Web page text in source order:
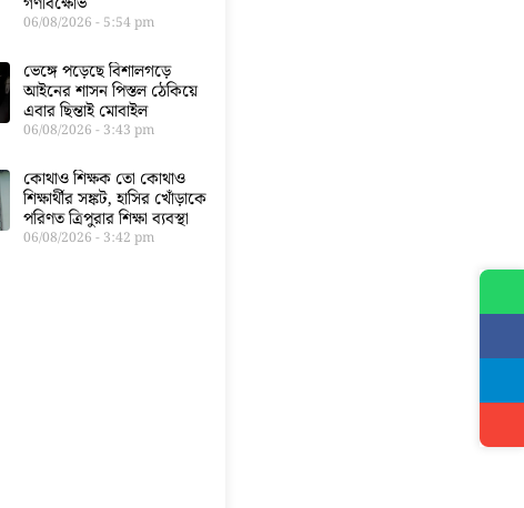
06/08/2026 5:54 pm
ভেঙ্গে পড়েছে বিশালগড়ে
আইনের শাসন পিস্তল ঠেকিয়ে
এবার ছিন্তাই মোবাইল
06/08/2026 3:43 pm
কোথাও শিক্ষক তো কোথাও
শিক্ষার্থীর সঙ্কট, হাসির খোঁড়াকে
পরিণত ত্রিপুরার শিক্ষা ব্যবস্থা
06/08/2026 3:42 pm